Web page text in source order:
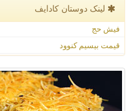
لینک دوستان كادایف
فیش حج
قیمت بیسیم کنوود